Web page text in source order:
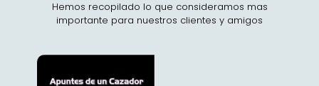
Hemos recopilado lo que consideramos mas
importante para nuestros clientes y amigos